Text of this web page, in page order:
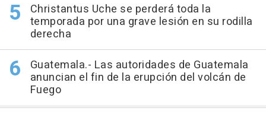
Christantus Uche se perderá toda la
temporada por una grave lesión en su rodilla
derecha
Guatemala.- Las autoridades de Guatemala
anuncian el fin de la erupción del volcán de
Fuego